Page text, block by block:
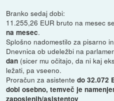
Branko sedaj dobi:
11.255,26 EUR bruto na mesec
na mesec.
Splošno nadomestilo za pisarno
Dnevnica ob udeležbi na
dan (sicer mu očitajo, da ni kaj
ležati, pa vseeno.
Proračun za asistentedo 32.072
dobi osebno, temveč je
zaposlenih/asistentov